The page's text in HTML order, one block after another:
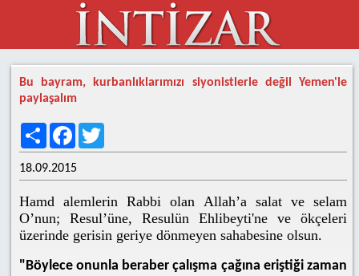
Bu bayram, kurbanlıklarımızı siyonistlerle değil Yemen'le
paylaşalım
Share Facebook
18.09.2015
Hamd alemlerin Rabbi olan Allah’a salat ve selam
O’nun; Resul’üne, Resulün Ehlibeyti'ne ve ökçeleri
üzerinde gerisin geriye dönmeyen sahabesine olsun.
"Böylece onunla beraber çalışma çağına eriştiği zaman